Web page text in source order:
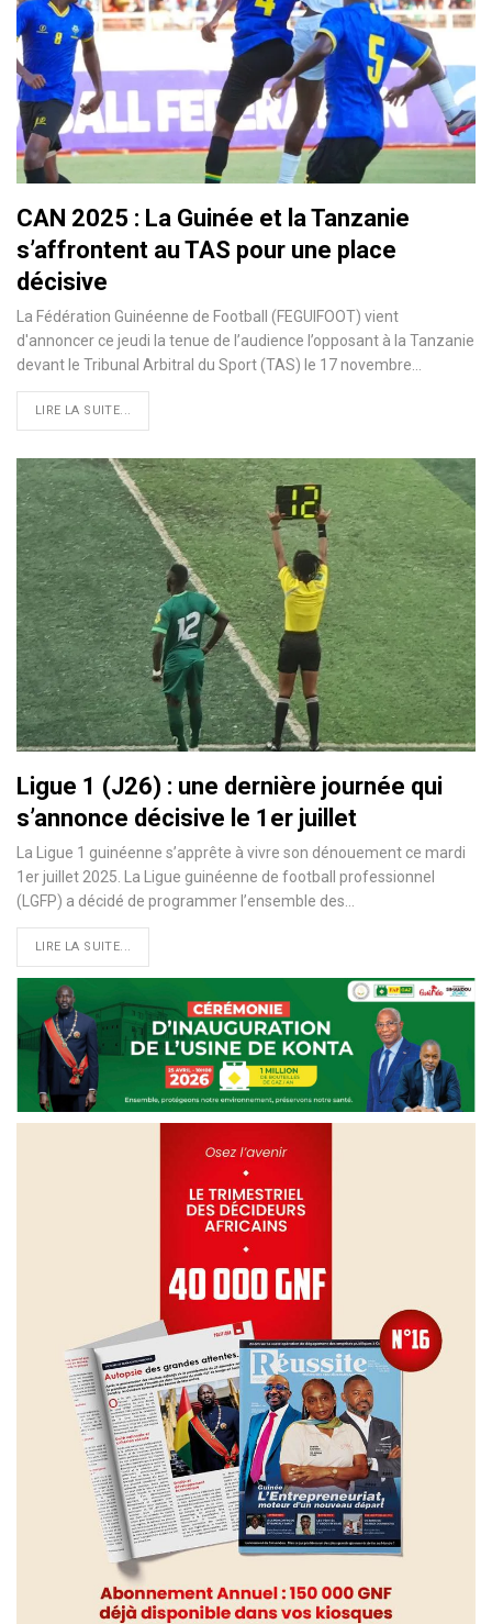
CAN 2025 : La Guinée et la Tanzanie
s’affrontent au TAS pour une place
décisive
La Fédération Guinéenne de Football (FEGUIFOOT) vient
d'annoncer ce jeudi la tenue de l’audience l’opposant à la Tanzanie
devant le Tribunal Arbitral du Sport (TAS) le 17 novembre…
LIRE LA SUITE...
Ligue 1 (J26) : une dernière journée qui
s’annonce décisive le 1er juillet
La Ligue 1 guinéenne s’apprête à vivre son dénouement ce mardi
1er juillet 2025. La Ligue guinéenne de football professionnel
(LGFP) a décidé de programmer l’ensemble des…
LIRE LA SUITE...